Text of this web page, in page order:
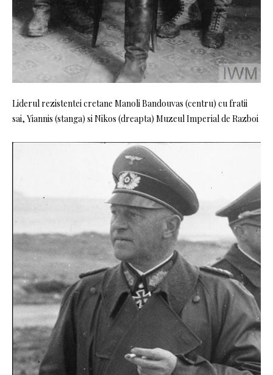
Liderul rezistentei cretane Manoli Bandouvas (centru) cu fratii
sai, Yiannis (stanga) si Nikos (dreapta) Muzeul Imperial de Razboi